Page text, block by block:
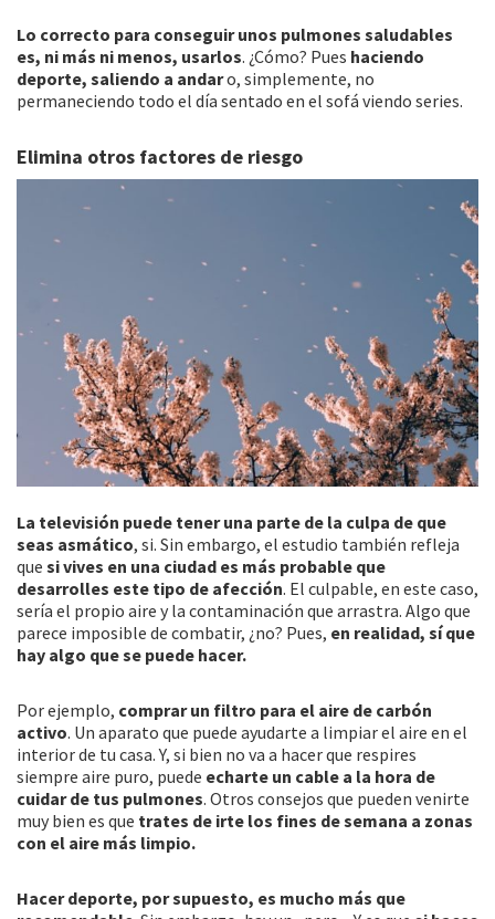
Lo correcto para conseguir unos pulmones saludables
es, ni más ni menos, usarlos. ¿Cómo? Pues haciendo
deporte, saliendo a andaro, simplemente, no
permaneciendo todo el día sentado en el sofá viendo series.
Elimina otros factores de riesgo
La televisión puede tener una parte de la culpa de que
seas asmático, si. Sin embargo, el estudio también refleja
que si vives en una ciudad es más probable que
desarrolles este tipo de afección. El culpable, en este caso,
sería el propio aire y la contaminación que arrastra. Algo que
parece imposible de combatir, ¿no? Pues, en realidad, sí que
hay algo que se puede hacer.
Por ejemplo, comprar un filtro para el aire de carbón
activo. Un aparato que puede ayudarte a limpiar el aire en el
interior de tu casa. Y, si bien no va a hacer que respires
siempre aire puro, puede echarte un cable a la hora de
cuidar de tus pulmones. Otros consejos que pueden venirte
muy bien es que trates de irte los fines de semana a zonas
con el aire más limpio.
Hacer deporte, por supuesto, es mucho más que